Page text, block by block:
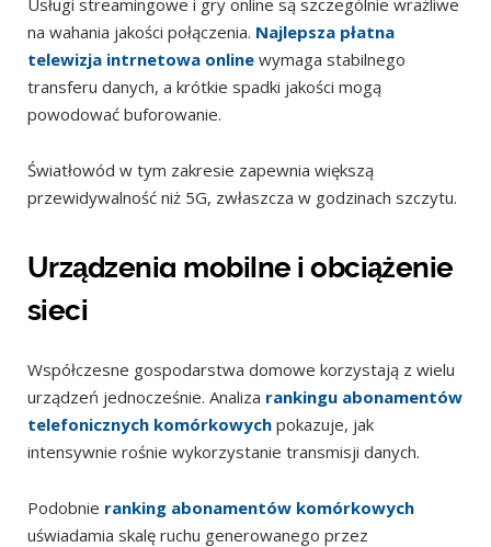
Usługi streamingowe i gry online są szczególnie wrażliwe
na wahania jakości połączenia. Najlepsza płatna
telewizja intrnetowa online wymaga stabilnego
transferu danych, a krótkie spadki jakości mogą
powodować buforowanie.
Światłowód w tym zakresie zapewnia większą
przewidywalność niż 5G, zwłaszcza w godzinach szczytu.
Urządzenia mobilne i obciążenie
sieci
Współczesne gospodarstwa domowe korzystają z wielu
urządzeń jednocześnie. Analiza rankingu abonamentów
telefonicznych komórkowych pokazuje, jak
intensywnie rośnie wykorzystanie transmisji danych.
Podobnie ranking abonamentów komórkowych
uświadamia skalę ruchu generowanego przez